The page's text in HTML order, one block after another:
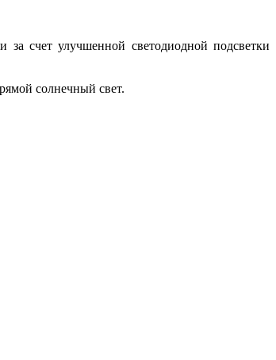
счет улучшенной светодиодной подсветки
солнечный свет.